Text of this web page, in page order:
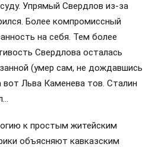
Упрямый Свердлов из-за
Более компромиссный
на себя. Тем более
Свердлова осталась
(умер сам, не дождавшись
вот Льва Каменева тов. Сталин
к простым житейским
объясняют кавказским